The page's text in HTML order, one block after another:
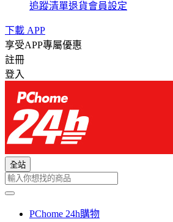
追蹤清單退貨會員設定
下載 APP
享受APP專屬優惠
註冊
登入
全站
PChome 24h購物